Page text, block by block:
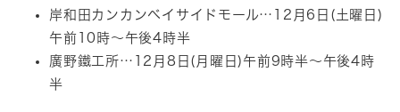
岸和田カンカンベイサイドモール…12月6日(土曜日)
午前10時～午後4時半
廣野鐵工所…12月8日(月曜日)午前9時半～午後4時
半